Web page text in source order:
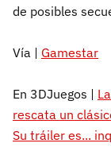
de posibles
Vía | Gamestar
En 3DJuegos |
rescata un
Su tráiler es...